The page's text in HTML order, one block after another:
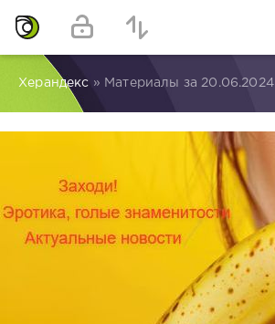
Херандекс » Материалы за 20.06.2024